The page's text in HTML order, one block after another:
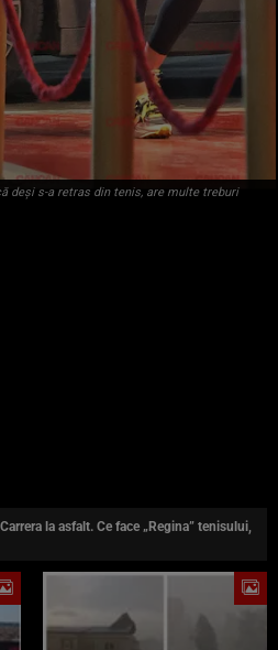
deși s-a retras din tenis, are multe treburi
la asfalt. Ce face „Regina” tenisului,